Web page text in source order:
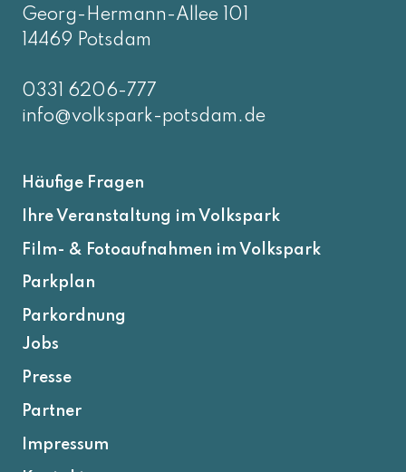
Georg-Hermann-Allee 101
14469 Potsdam
0331 6206-777
info@volkspark-potsdam.de
Häufige Fragen
Ihre Veranstaltung im Volkspark
Film- & Fotoaufnahmen im Volkspark
Parkplan
Parkordnung
Jobs
Presse
Partner
Impressum